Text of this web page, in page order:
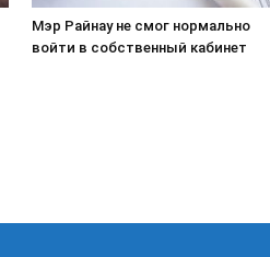
Мэр Райнау не смог нормально
войти в собственный кабинет